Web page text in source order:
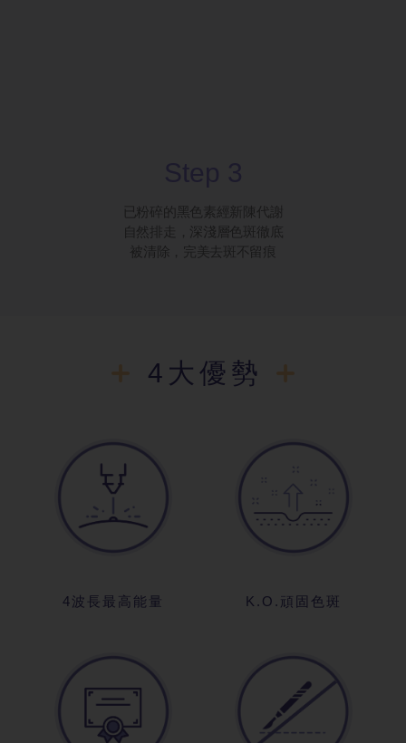
已粉碎的黑色素經新陳代謝
自然排走，深淺層色斑徹底
被清除，完美去斑不留痕
4大優勢
4波長最高能量 K.O.頑固色斑